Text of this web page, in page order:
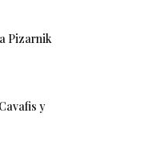
Pizarnik
y